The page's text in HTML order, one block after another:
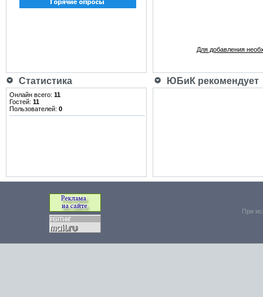
Для добавления
Статистика ЮБиК рекомендует
Онлайн всего: 11
Гостей: 11
Пользователей: 0
При